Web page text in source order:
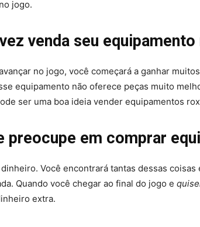
jogo.
venda seu
no jogo, você começará a ganhar
equipamento não oferece peças muito
ser uma boa ideia vender equipamentos
preocupe em comprar
Você encontrará tantas dessas
Quando você chegar ao final do jogo e
extra.